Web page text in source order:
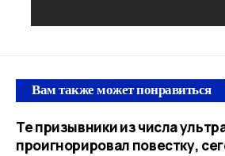
Вам также может понравиться
Те призывники из числа
проигнорировал повестку,